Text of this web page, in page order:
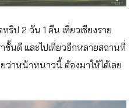
ริป 2 วัน 1 คืน เที่ยวเชียงราย
นดี และไปเที่ยวอีกหลายสถานที่
ว่าหน้าหนาวนี้ ต้องมาให้ได้เลย